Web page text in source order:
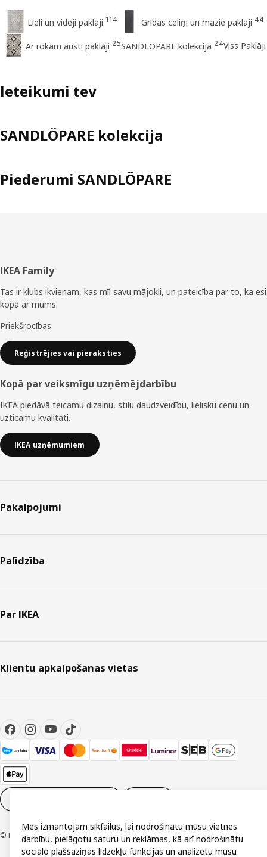
Lieli un vidēji paklāji 114 Grīdas celiņi un mazie paklāji 44
Ar rokām austi paklāji 25SANDLÖPARE kolekcija 24Viss Paklāji
Ieteikumi tev
SANDLÖPARE kolekcija
Piederumi SANDLÖPARE
Kājene
IKEA Family
Tas ir klubs ikvienam, kas mīl savu mājokli, un pateicība par to, ka esi
kopā ar mums.
Priekšrocības
Reģistrējies vai pieraksties
Kopā par veiksmīgu uzņēmējdarbību
IKEA piedāvā teicamu dizainu, stilu daudzveidību, lielisku cenu un
uzticamu kvalitāti.
IKEA uzņēmumiem
Pakalpojumi
Palīdzība
Par IKEA
Klientu apkalpošanas vietas
© Inter IKEA Systems B.V. 1999-2026
Mēs izmantojam sīkfailus, lai nodrošinātu mūsu vietnes
darbību, pielāgotu saturu un reklāmas, kā arī nodrošinātu
sociālo plašsaziņas līdzekļu funkcijas un analizētu mūsu